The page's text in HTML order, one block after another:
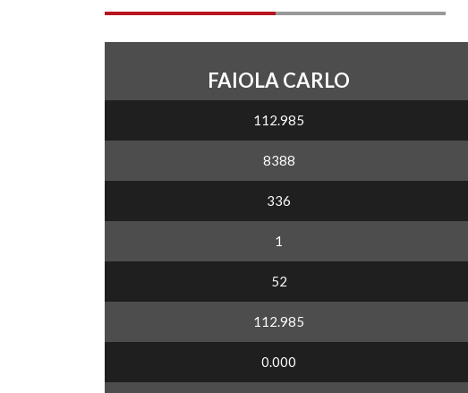
FAIOLA CARLO
112.985
8388
336
1
52
112.985
0.000